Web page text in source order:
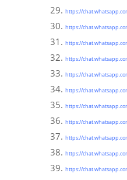
https://
https://
https://
https://
https://
https://
https://
https://
https://
https://
https://